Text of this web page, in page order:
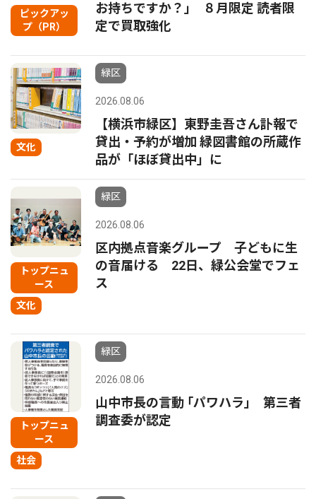
ピックアッ
プ（PR）
お持ちですか？｣ ８月限定 読者限
定で買取強化
文化
緑区
2026.08.06
【横浜市緑区】東野圭吾さん訃報で
貸出・予約が増加 緑図書館の所蔵作
品が「ほぼ貸出中」に
トップニュ
ース
文化
緑区
2026.08.06
区内拠点音楽グループ 子どもに生
の音届ける 22日、緑公会堂でフェ
ス
トップニュ
ース
社会
緑区
2026.08.06
山中市長の言動 ｢パワハラ｣ 第三者
調査委が認定